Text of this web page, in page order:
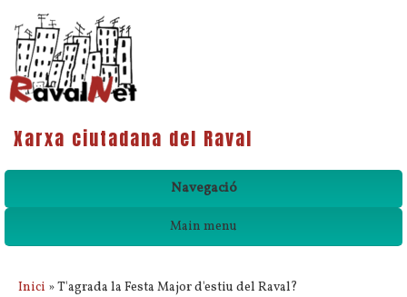
Xarxa ciutadana del Raval
Navegació
Main menu
Esteu aquí
Inici » T'agrada la Festa Major d'estiu del Raval?